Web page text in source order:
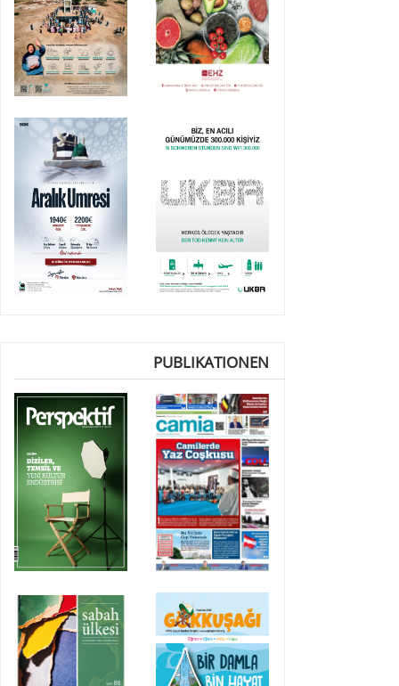
PUBLIKATIONEN